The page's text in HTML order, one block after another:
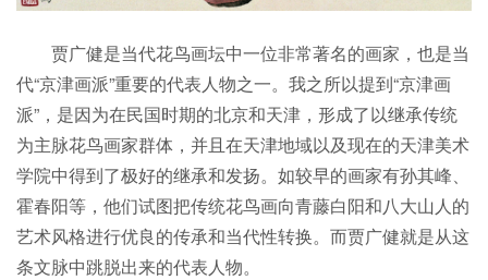
贾广健是当代花鸟画坛中一位非常著名的画家，也是当
代“京津画派”重要的代表人物之一。我之所以提到“京津画
派”，是因为在民国时期的北京和天津，形成了以继承传统
为主脉花鸟画家群体，并且在天津地域以及现在的天津美术
学院中得到了极好的继承和发扬。如较早的画家有孙其峰、
霍春阳等，他们试图把传统花鸟画向青藤白阳和八大山人的
艺术风格进行优良的传承和当代性转换。而贾广健就是从这
条文脉中跳脱出来的代表人物。